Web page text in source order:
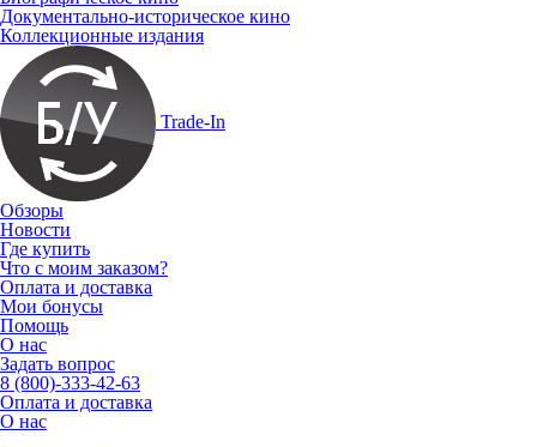
Документально-историческое кино
Коллекционные издания
Trade-In
Обзоры
Новости
Где купить
Что с моим заказом?
Оплата и доставка
Мои бонусы
Помощь
О нас
Задать вопрос
8 (800)-333-42-63
Оплата и доставка
О нас